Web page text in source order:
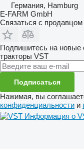
Германия, Hamburg
E-FARM GmbH
Связаться с продавцом
Подпишитесь на новые
тракторы VST
Подписаться
Нажимая, вы
конфиденциальности и
Информация о